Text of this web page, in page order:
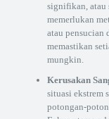
signifikan, atau
memerlukan
atau pensucian
memastikan
mungkin.
Kerusakan
situasi ekstrem
potongan-